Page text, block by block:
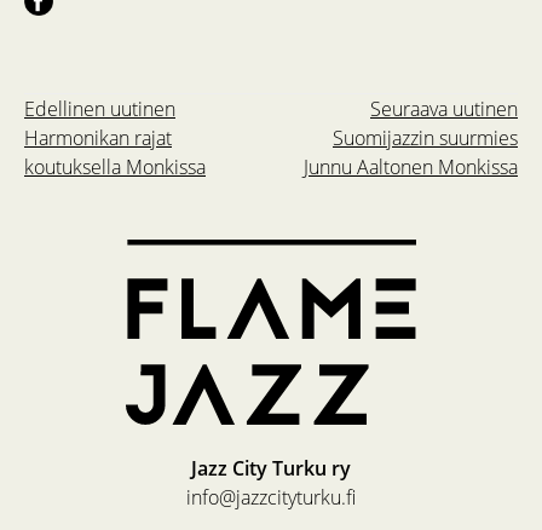
Seuraava uutinen
Suomijazzin suurmies
Junnu Aaltonen Monkissa
Edellinen uutinen
Harmonikan rajat
koutuksella Monkissa
Jazz City Turku ry
info@jazzcityturku.fi